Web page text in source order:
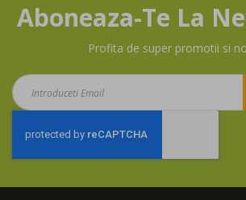
Aboneaza-Te La
Profita de super promotii si
Aboneaza-
te
newsletter: